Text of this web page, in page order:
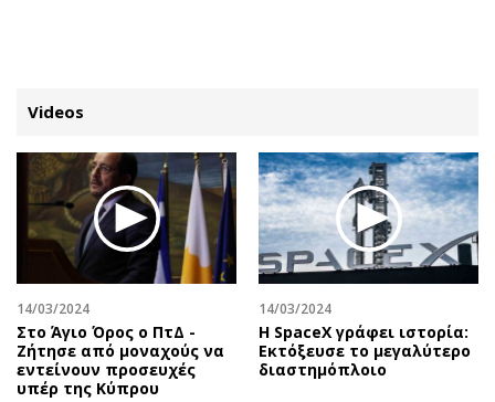
ΚΑΤΗΓΟΡΙΕΣ ΣΥΝΔΕΣΗ
Κύπρος
Παιδεία
Υγεία
Πολιτική
Βουλευτικές 2026
Εκλογές 2024
Απόψεις
Αρθρογραφία
The Hill
Υγεία
Αγγελίες
Videos
14/03/2024
Στο Άγιο Όρος ο ΠτΔ -
Ζήτησε από μοναχούς να
εντείνουν προσευχές
υπέρ της Κύπρου
14/03/2024
Η SpaceX γράφει ιστορία:
Εκτόξευσε το μεγαλύτερο
διαστημόπλοιο